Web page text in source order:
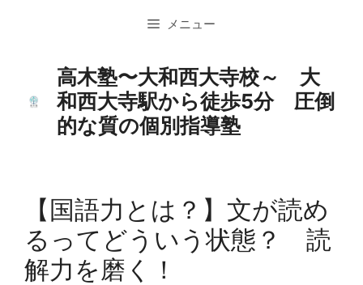
メニュー
高木塾〜大和西大寺校～ 大
和西大寺駅から徒歩5分 圧倒
的な質の個別指導塾
【国語力とは？】文が読め
るってどういう状態？ 読
解力を磨く！